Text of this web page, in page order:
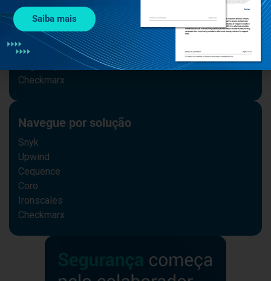
Upwind
Cequence
#cybercrime
#IA
Segurança na Nuvem
Checkmarx
Navegue por solução
Snyk
Upwind
Cequence
Coro
Ironscales
Checkmarx
Saiba mais